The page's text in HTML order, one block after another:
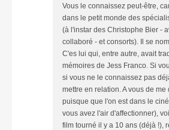
Vous le connaissez peut-être,
dans le petit monde des
(à l'instar des Christophe Bier -
collaboré - et consorts). Il se
C'es lui qui, entre autre, avait
mémoires de Jess Franco. Si
si vous ne le connaissez pas
mettre en relation. A vous de me
puisque que l'on est dans le
vous avez l'air d'affectionner),
film tourné il y a 10 ans (déjà !),